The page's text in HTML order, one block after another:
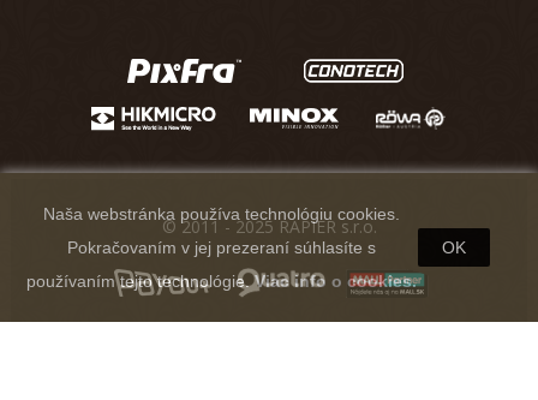
Naša webstránka používa technológiu cookies.
Pokračovaním v jej prezeraní súhlasíte s
používaním tejto technológie.Viac info o cookies.
OK
© 2011 - 2025 RAPIER s.r.o.